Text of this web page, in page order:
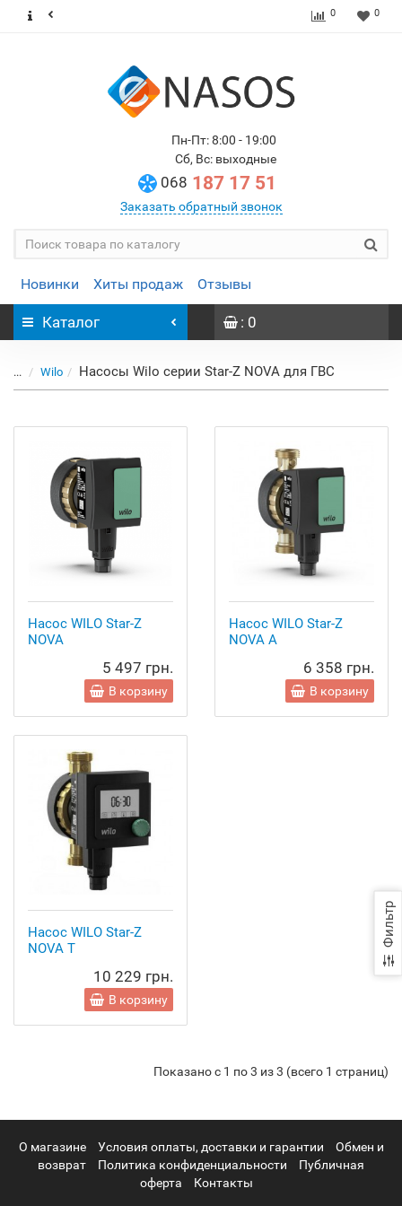
0 0
Пн-Пт: 8:00 - 19:00
Сб, Вс: выходные
068 187 17 51
Заказать обратный звонок
Новинки Хиты продаж Отзывы
Каталог : 0
... Wilo Насосы Wilo серии Star-Z NOVA для ГВС
Фильтр
Насос WILO Star-Z
NOVA
5 497 грн.
В корзину
Насос WILO Star-Z
NOVA A
6 358 грн.
В корзину
Насос WILO Star-Z
NOVA T
10 229 грн.
В корзину
Показано с 1 по 3 из 3 (всего 1 страниц)
О магазине Условия оплаты, доставки и гарантии
Обмен и
возврат
Политика конфиденциальности
Публичная
оферта
Контакты